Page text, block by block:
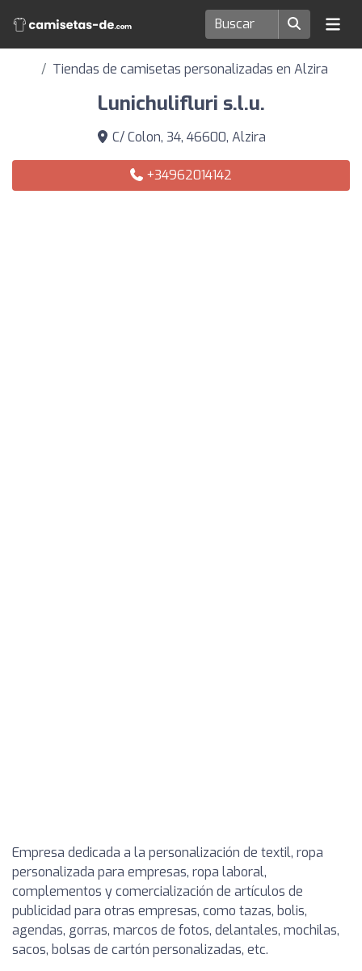
Tiendas de camisetas personalizadas en Alzira
Lunichulifluri s.l.u.
C/ Colon, 34, 46600, Alzira
+34962014142
Empresa dedicada a la personalización de textil, ropa
personalizada para empresas, ropa laboral,
complementos y comercialización de artículos de
publicidad para otras empresas, como tazas, bolis,
agendas, gorras, marcos de fotos, delantales, mochilas,
sacos, bolsas de cartón personalizadas, etc.